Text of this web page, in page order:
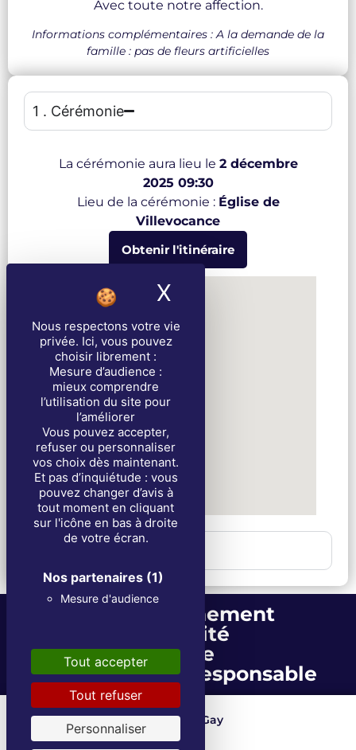
Nous respectons votre vie
privée. Ici, vous pouvez
choisir librement :
Mesure d’audience :
mieux comprendre
l’utilisation du site pour
l’améliorer
Vous pouvez accepter,
refuser ou personnaliser
vos choix dès maintenant.
Et pas d’inquiétude : vous
pouvez changer d’avis à
tout moment en cliquant
sur l'icône en bas à droite
de votre écran.
Nos partenaires (1)
Mesure d'audience
Tout accepter
Tout refuser
Personnaliser
X
Avec toute notre affection.
Informations complémentaires : A la demande de la
famille : pas de fleurs artificielles
1 . Cérémonie
La cérémonie aura lieu le 2 décembre
2025 09:30
Lieu de la cérémonie : Église de
Villevocance
Obtenir l'itinéraire
Accompagnement
Proximité
Écoute
Entreprise écoresponsable
Les Fils de Louis Gay
Depuis 1871